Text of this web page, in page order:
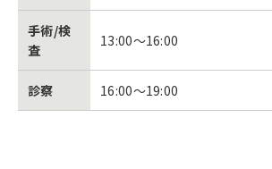
手術/検
査
13:00～16:00
診察 16:00～19:00